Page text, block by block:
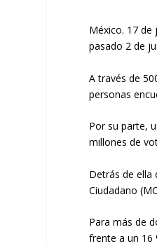
México. 17 de
pasado 2 de
A través de
personas
Por su parte,
millones de
Detrás de ella
Ciudadano
Para más de
frente a un 16